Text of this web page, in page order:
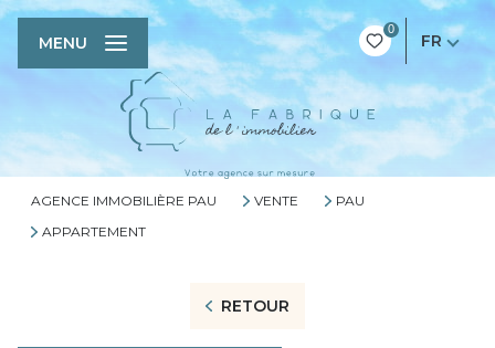
0
FR
MENU
AGENCE IMMOBILIÈRE PAU VENTE
PAU
APPARTEMENT
RETOUR